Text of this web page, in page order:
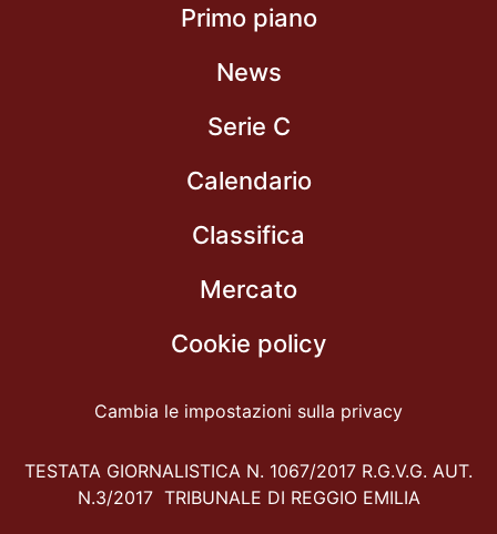
Primo piano
News
Serie C
Calendario
Classifica
Mercato
Cookie policy
Cambia le impostazioni sulla privacy
TESTATA GIORNALISTICA N. 1067/2017 R.G.V.G. AUT.
N.3/2017 TRIBUNALE DI REGGIO EMILIA